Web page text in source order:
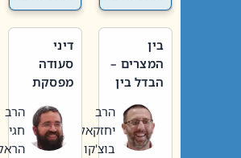
בין
המצרים –
הבדל בין
חדשה
לישנה
הרב
יחזקאל
בוצ'קו
דיני
סעודה
מפסקת
תשעה
באב
הרב
חגי
הראל